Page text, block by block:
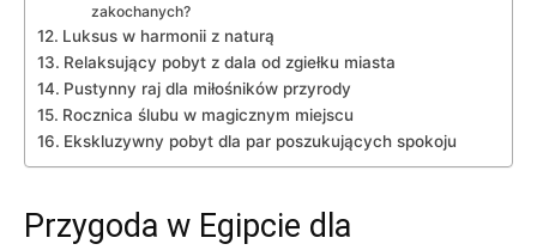
zakochanych?
Luksus w harmonii z naturą
Relaksujący pobyt ⁤z dala ⁤od zgiełku miasta
Pustynny raj dla miłośników przyrody
Rocznica ślubu w magicznym miejscu
Ekskluzywny pobyt dla⁢ par poszukujących spokoju
Przygoda ​w Egipcie ‍dla